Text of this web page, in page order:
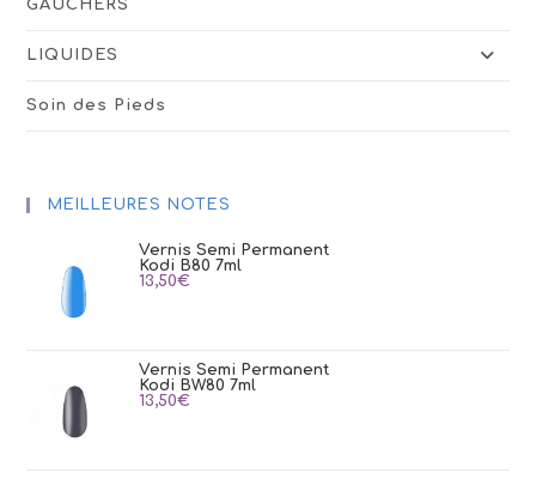
GAUCHERS
LIQUIDES
Soin des Pieds
MEILLEURES NOTES
Vernis Semi Permanent
Kodi B80 7ml
13,50€
Vernis Semi Permanent
Kodi BW80 7ml
13,50€